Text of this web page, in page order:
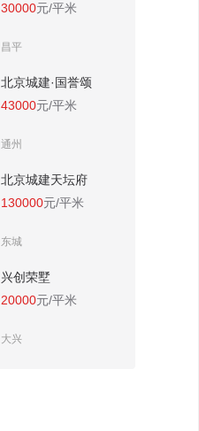
30000元/平米
昌平
北京城建·国誉颂
43000元/平米
通州
北京城建天坛府
130000元/平米
东城
兴创荣墅
20000元/平米
大兴